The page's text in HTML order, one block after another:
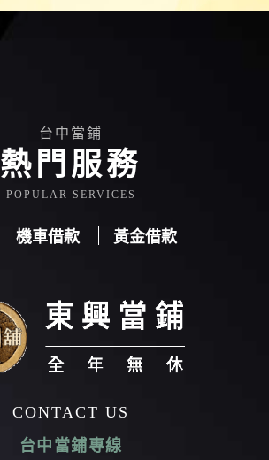
台中當鋪
熱門服務
POPULAR SERVICES
汽車借款
機車借款 機車借款
黃金借款
CONTACT US
台中當鋪專線